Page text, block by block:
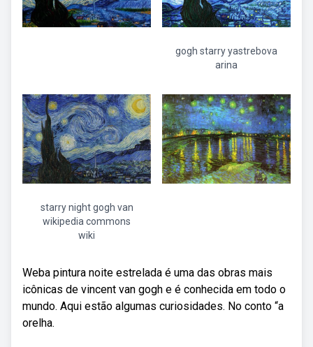
gogh starry yastrebova
arina
starry night gogh van
wikipedia commons
wiki
Weba pintura noite estrelada é uma das obras mais
icônicas de vincent van gogh e é conhecida em todo o
mundo. Aqui estão algumas curiosidades. No conto “a
orelha.